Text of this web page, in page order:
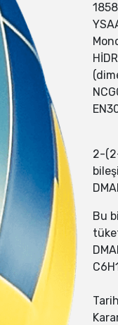
2-
Bu